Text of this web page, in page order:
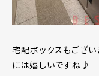
宅配ボックスもござ
には嬉しいですね♪